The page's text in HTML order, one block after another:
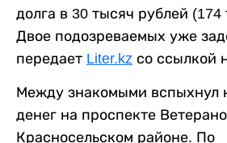
долга в 30 тысяч рублей (174
Двое подозреваемых уже
передает Liter.kz со ссылкой
Между знакомыми вспыхнул
денег на проспекте
Красносельском районе. По